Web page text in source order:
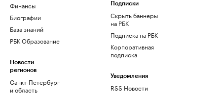
Финансы
Биографии
База знаний
РБК Образование
Новости
регионов
Санкт-Петербург
и область
Подписки
Скрыть баннеры
на РБК
Подписка на РБК
Корпоративная
подписка
Уведомления
RSS Новости